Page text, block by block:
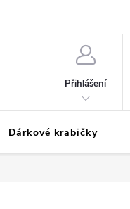
Přihlášení
Dárkové krabičky